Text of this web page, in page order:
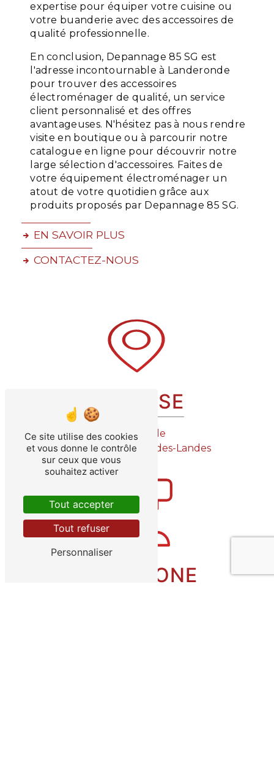
expertise pour équiper votre cuisine ou
votre buanderie avec des accessoires de
qualité professionnelle.
En conclusion, Depannage 85 SG est
l'adresse incontournable à Landeronde
pour trouver des accessoires
électroménager de qualité, un service
client personnalisé et des offres
avantageuses. N'hésitez pas à nous rendre
visite en boutique ou à parcourir notre
catalogue en ligne pour découvrir notre
large sélection d'accessoires. Faites de
votre équipement électroménager un
atout de votre quotidien grâce aux
produits proposés par Depannage 85 SG.
EN SAVOIR PLUS
CONTACTEZ-NOUS
ADRESSE
7 rue Étoile
85150 Saint-Julien-des-Landes
TÉLÉPHONE
Ce site utilise des cookies
et vous donne le contrôle
sur ceux que vous
souhaitez activer
Tout accepter
Tout refuser
Personnaliser